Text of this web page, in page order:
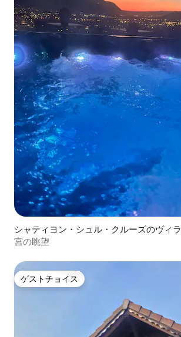
シャティヨン・シュル・クルーズのヴィラ
宮の眺望
ゲストチョイス
ゲストチョイス